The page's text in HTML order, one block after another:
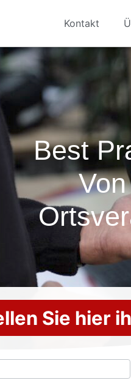
Kontakt
Best
Sie hier